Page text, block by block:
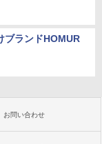
ブランドHOMUR
お問い合わせ